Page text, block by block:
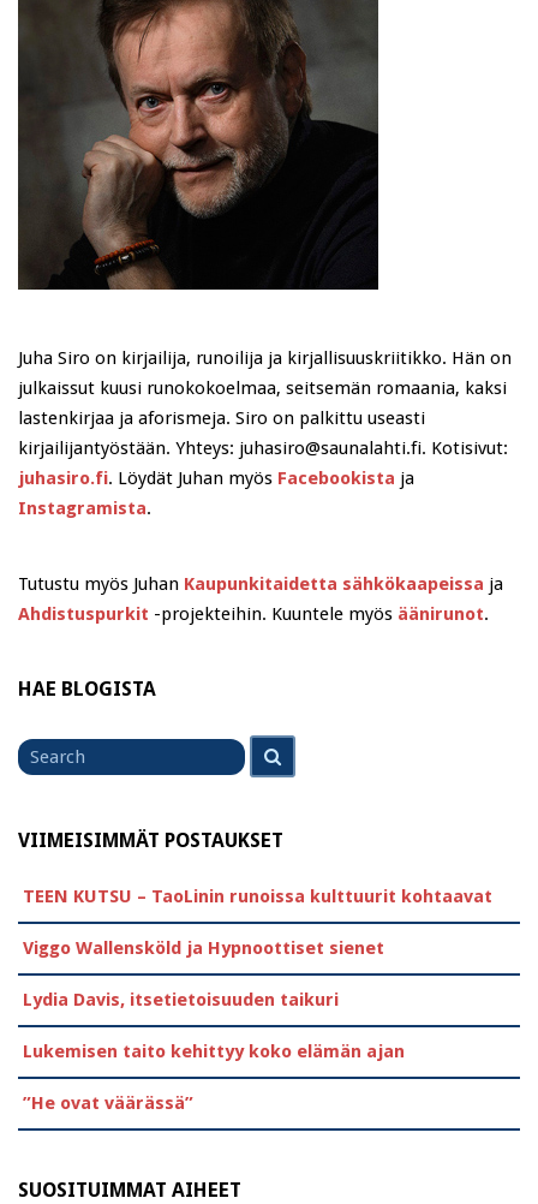
Juha Siro on kirjailija, runoilija ja kirjallisuuskriitikko. Hän on
julkaissut kuusi runokokoelmaa, seitsemän romaania, kaksi
lastenkirjaa ja aforismeja. Siro on palkittu useasti
kirjailijantyöstään. Yhteys: juhasiro@saunalahti.fi. Kotisivut:
juhasiro.fi. Löydät Juhan myös Facebookista ja
Instagramista.
Tutustu myös Juhan Kaupunkitaidetta sähkökaapeissa ja
Ahdistuspurkit -projekteihin. Kuuntele myös äänirunot.
HAE BLOGISTA
Search
for
VIIMEISIMMÄT POSTAUKSET
TEEN KUTSU – TaoLinin runoissa kulttuurit kohtaavat
Viggo Wallensköld ja Hypnoottiset sienet
Lydia Davis, itsetietoisuuden taikuri
Lukemisen taito kehittyy koko elämän ajan
”He ovat väärässä”
SUOSITUIMMAT AIHEET